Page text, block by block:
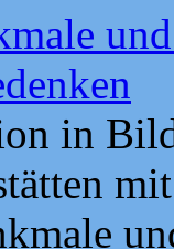
in